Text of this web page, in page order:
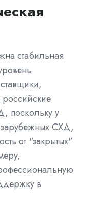
стабильная
российские
поскольку у
зарубежных СХД,
от "закрытых"
в